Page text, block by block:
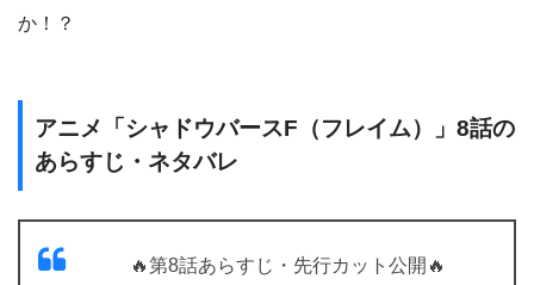
か！？
アニメ「シャドウバースF（フレイム）」8話の
あらすじ・ネタバレ
🔥第8話あらすじ・先行カット公開🔥